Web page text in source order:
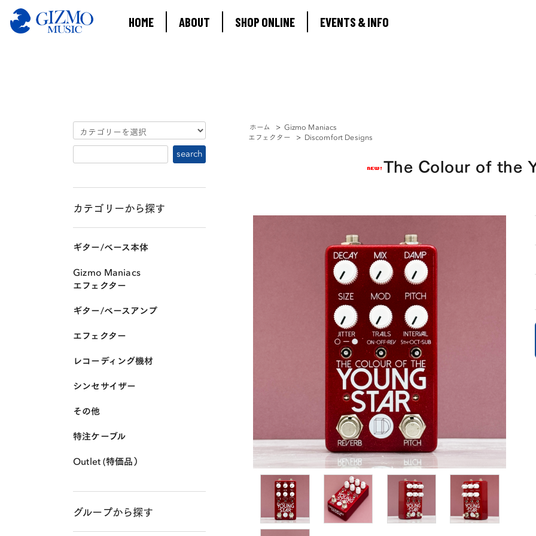
HOME ABOUT SHOP ONLINE EVENTS & INFOABOUT
MY ACCOUNT
ホーム > Gizmo Maniacs
エフェクター > Discomfort Designs
The Colour of the
カテゴリーから探す
ギター/ベース本体
Gizmo Maniacs
エフェクター
ギター/ベースアンプ
エフェクター
レコーディング機材
シンセサイザー
その他
特注ケーブル
Outlet (特価品）
グループから探す